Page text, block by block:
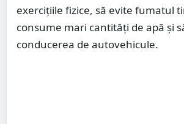
exercițiile fizice, să evite fumatul
consume mari cantități de apă și
conducerea de autovehicule.